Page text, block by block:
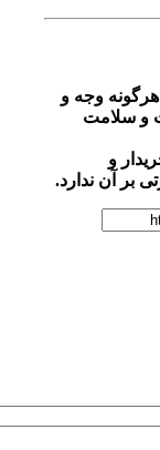
وجه و
و
ندارد.